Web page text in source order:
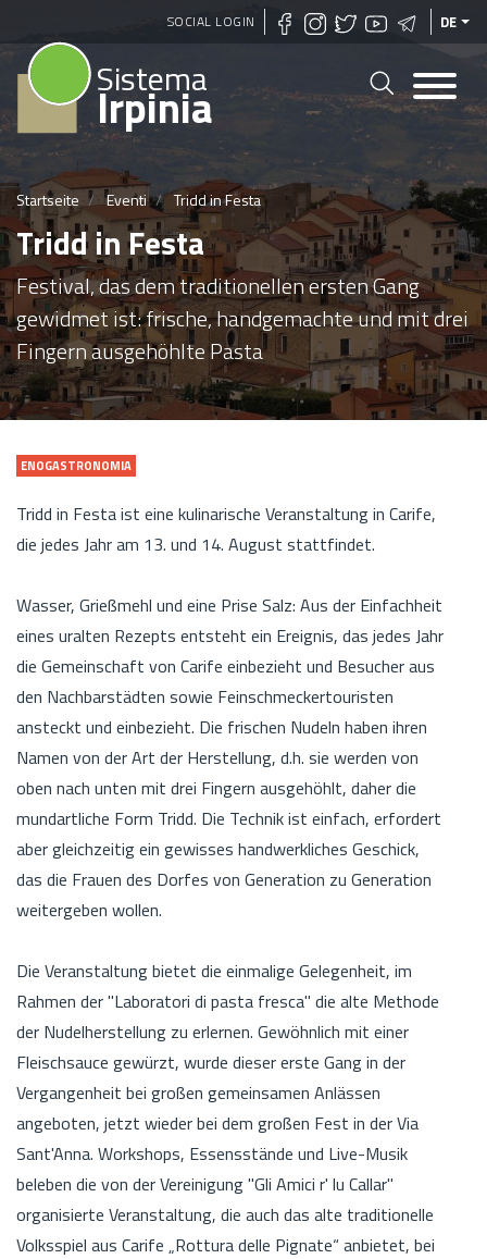
Direkt
zum
SOCIAL LOGIN DE
Sistema
Irpinia
Startseite Eventi Tridd in Festa
Tridd in Festa
Festival, das dem traditionellen ersten Gang
gewidmet ist: frische, handgemachte und mit drei
Fingern ausgehöhlte Pasta
ENOGASTRONOMIA
Tridd in Festa ist eine kulinarische Veranstaltung in Carife,
die jedes Jahr am 13. und 14. August stattfindet.
Wasser, Grießmehl und eine Prise Salz: Aus der Einfachheit
eines uralten Rezepts entsteht ein Ereignis, das jedes Jahr
die Gemeinschaft von Carife einbezieht und Besucher aus
den Nachbarstädten sowie Feinschmeckertouristen
ansteckt und einbezieht. Die frischen Nudeln haben ihren
Namen von der Art der Herstellung, d.h. sie werden von
oben nach unten mit drei Fingern ausgehöhlt, daher die
mundartliche Form Tridd. Die Technik ist einfach, erfordert
aber gleichzeitig ein gewisses handwerkliches Geschick,
das die Frauen des Dorfes von Generation zu Generation
weitergeben wollen.
Die Veranstaltung bietet die einmalige Gelegenheit, im
Rahmen der "Laboratori di pasta fresca" die alte Methode
der Nudelherstellung zu erlernen. Gewöhnlich mit einer
Fleischsauce gewürzt, wurde dieser erste Gang in der
Vergangenheit bei großen gemeinsamen Anlässen
angeboten, jetzt wieder bei dem großen Fest in der Via
Sant'Anna. Workshops, Essensstände und Live-Musik
beleben die von der Vereinigung "Gli Amici r' lu Callar"
organisierte Veranstaltung, die auch das alte traditionelle
Volksspiel aus Carife „Rottura delle Pignate“ anbietet, bei